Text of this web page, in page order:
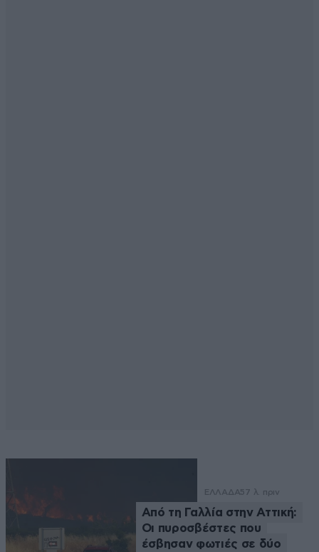
ΕΛΛΑΔΑ57 λ. πριν
Από τη Γαλλία στην Αττική:
Οι πυροσβέστες που
έσβησαν φωτιές σε δύο